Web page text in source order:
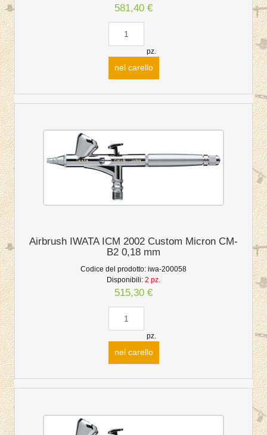
581,40 €
pz.
nel carello
Airbrush IWATA ICM 2002 Custom Micron CM-
B2 0,18 mm
Codice del prodotto: iwa-200058
Disponibili: 2 pz.
515,30 €
pz.
nel carello